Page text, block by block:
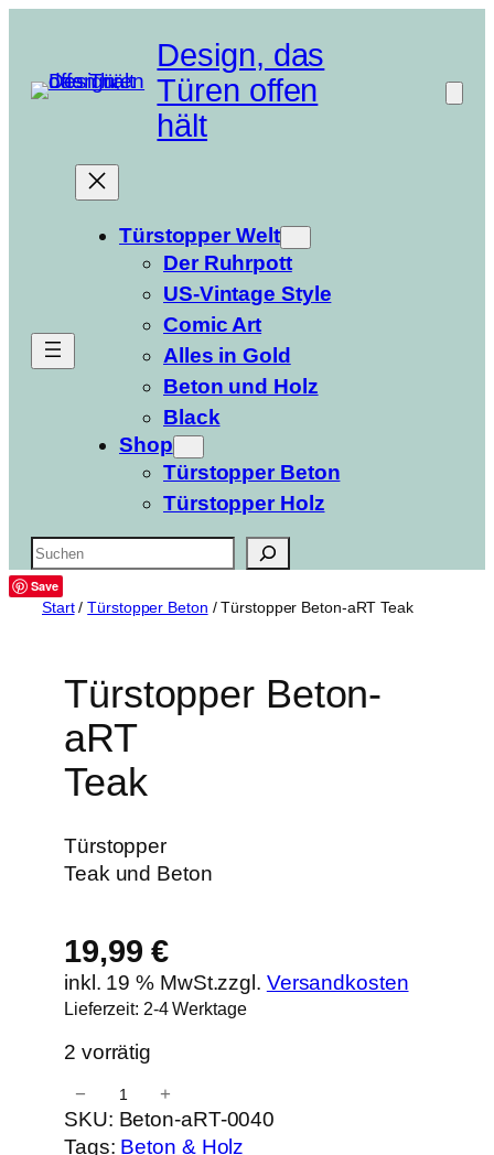
springen
Design, das
Türen offen
hält
Türstopper Welt
Der Ruhrpott
US-Vintage Style
Comic Art
Alles in Gold
Beton und Holz
Black
Shop
Türstopper Beton
Türstopper Holz
Suchen
Save
Start/Türstopper Beton / Türstopper Beton-aRT Teak
Türstopper Beton-
aRT
Teak
Türstopper
Teak und Beton
19,99€
inkl. 19 % MwSt.zzgl. Versandkosten
Lieferzeit: 2-4 Werktage
2 vorrätig
ü
− +
SKU: Beton-aRT-0040
Tags: Beton & Holz